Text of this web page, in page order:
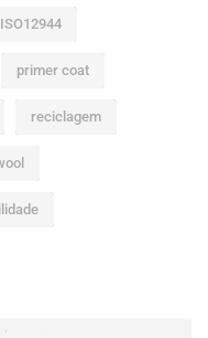
ISO12944
primer coat
reciclagem